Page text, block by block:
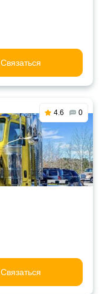
Связаться
4.6 0
Связаться